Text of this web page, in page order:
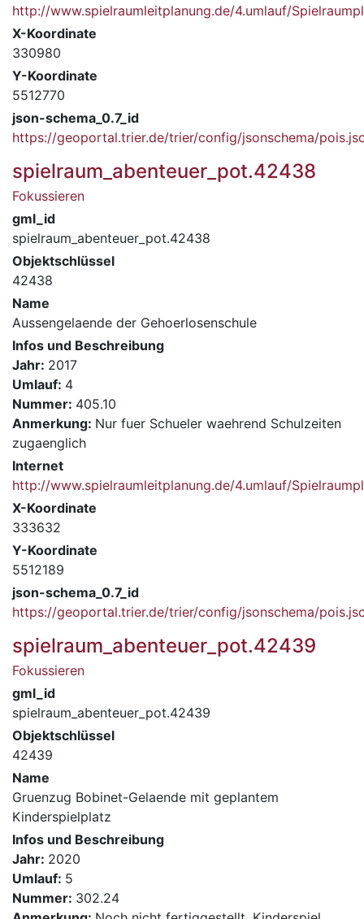
http://www.spielraumleitplanung.de/4.umlauf/
X-Koordinate
330980
Y-Koordinate
5512770
json-schema_0.7_id
https://geoportal.trier.de/trier/config/jsonschema/
spielraum_abenteuer_pot.42438
Fokussieren
gml_id
spielraum_abenteuer_pot.42438
Objektschlüssel
42438
Name
Aussengelaende der Gehoerlosenschule
Infos und Beschreibung
Jahr: 2017
Umlauf: 4
Nummer: 405.10
Anmerkung: Nur fuer Schueler waehrend Schulzeiten
zugaenglich
Internet
http://www.spielraumleitplanung.de/4.umlauf/
X-Koordinate
333632
Y-Koordinate
5512189
json-schema_0.7_id
https://geoportal.trier.de/trier/config/jsonschema/
spielraum_abenteuer_pot.42439
Fokussieren
gml_id
spielraum_abenteuer_pot.42439
Objektschlüssel
42439
Name
Gruenzug Bobinet-Gelaende mit geplantem
Kinderspielplatz
Infos und Beschreibung
Jahr: 2020
Umlauf: 5
Nummer: 302.24